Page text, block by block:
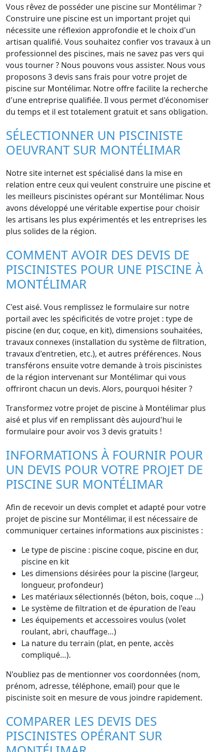
Vous rêvez de posséder une piscine sur Montélimar ?
Construire une piscine est un important projet qui
nécessite une réflexion approfondie et le choix d'un
artisan qualifié. Vous souhaitez confier vos travaux à un
professionnel des piscines, mais ne savez pas vers qui
vous tourner ? Nous pouvons vous assister. Nous vous
proposons 3 devis sans frais pour votre projet de
piscine sur Montélimar. Notre offre facilite la recherche
d'une entreprise qualifiée. Il vous permet d'économiser
du temps et il est totalement gratuit et sans obligation.
SÉLECTIONNER UN PISCINISTE
OEUVRANT SUR MONTÉLIMAR
Notre site internet est spécialisé dans la mise en
relation entre ceux qui veulent construire une piscine et
les meilleurs piscinistes opérant sur Montélimar. Nous
avons développé une véritable expertise pour choisir
les artisans les plus expérimentés et les entreprises les
plus solides de la région.
COMMENT AVOIR DES DEVIS DE
PISCINISTES POUR UNE PISCINE À
MONTÉLIMAR
C'est aisé. Vous remplissez le formulaire sur notre
portail avec les spécificités de votre projet : type de
piscine (en dur, coque, en kit), dimensions souhaitées,
travaux connexes (installation du système de filtration,
travaux d'entretien, etc.), et autres préférences. Nous
transférons ensuite votre demande à trois piscinistes
de la région intervenant sur Montélimar qui vous
offriront chacun un devis. Alors, pourquoi hésiter ?
Transformez votre projet de piscine à Montélimar plus
aisé et plus vif en remplissant dès aujourd'hui le
formulaire pour avoir vos 3 devis gratuits !
INFORMATIONS À FOURNIR POUR
UN DEVIS POUR VOTRE PROJET DE
PISCINE SUR MONTÉLIMAR
Afin de recevoir un devis complet et adapté pour votre
projet de piscine sur Montélimar, il est nécessaire de
communiquer certaines informations aux piscinistes :
Le type de piscine : piscine coque, piscine en dur,
piscine en kit
Les dimensions désirées pour la piscine (largeur,
longueur, profondeur)
Les matériaux sélectionnés (béton, bois, coque …)
Le système de filtration et de épuration de l'eau
Les équipements et accessoires voulus (volet
roulant, abri, chauffage…)
La nature du terrain (plat, en pente, accès
compliqué…).
N'oubliez pas de mentionner vos coordonnées (nom,
prénom, adresse, téléphone, email) pour que le
pisciniste soit en mesure de vous joindre rapidement.
COMPARER LES DEVIS DES
PISCINISTES OPÉRANT SUR